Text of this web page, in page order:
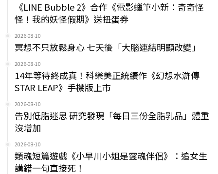
《LINE Bubble 2》合作《電影蠟筆小新：奇奇怪
怪！我的妖怪假期》送扭蛋券
2026-08-10
冥想不只放鬆身心 七天後「大腦連結明顯改變」
2026-08-10
14年等待終成真！科樂美正統續作《幻想水滸傳
STAR LEAP》手機版上市
2026-08-10
告別低脂迷思 研究發現「每日三份全脂乳品」體重
沒增加
2026-08-10
類魂短篇遊戲《小早川小姐是靈魂伴侶》：追女生
講錯一句直接死！